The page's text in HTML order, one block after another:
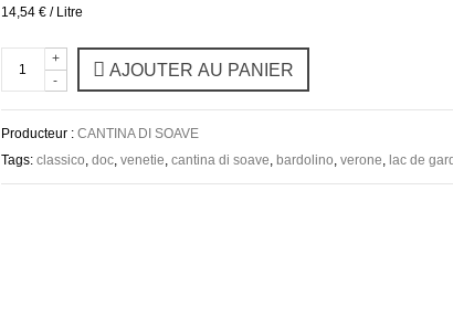
14,54 €/ Litre
-
+
AJOUTER AU PANIER
Producteur : CANTINA DI SOAVE
Tags: classico, doc, venetie, cantina di soave, bardolino, verone, lac de